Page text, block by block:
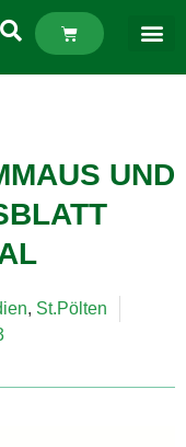
UND
, St.Pölten